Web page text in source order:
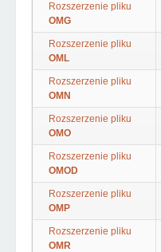
Rozszerzenie pliku
OMG
Rozszerzenie pliku
OML
Rozszerzenie pliku
OMN
Rozszerzenie pliku
OMO
Rozszerzenie pliku
OMOD
Rozszerzenie pliku
OMP
Rozszerzenie pliku
OMR